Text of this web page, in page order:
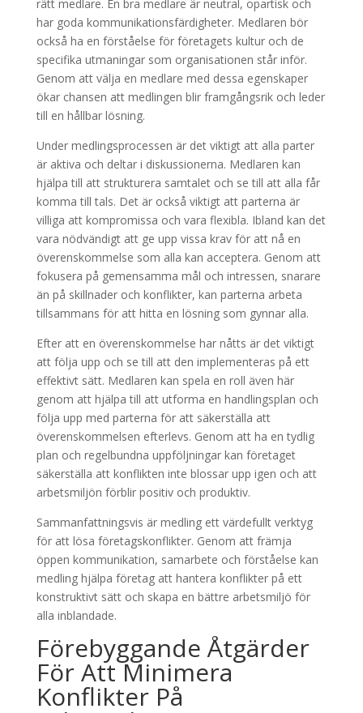
rätt medlare. En bra medlare är neutral, opartisk och
har goda kommunikationsfärdigheter. Medlaren bör
också ha en förståelse för företagets kultur och de
specifika utmaningar som organisationen står inför.
Genom att välja en medlare med dessa egenskaper
ökar chansen att medlingen blir framgångsrik och leder
till en hållbar lösning.
Under medlingsprocessen är det viktigt att alla parter
är aktiva och deltar i diskussionerna. Medlaren kan
hjälpa till att strukturera samtalet och se till att alla får
komma till tals. Det är också viktigt att parterna är
villiga att kompromissa och vara flexibla. Ibland kan det
vara nödvändigt att ge upp vissa krav för att nå en
överenskommelse som alla kan acceptera. Genom att
fokusera på gemensamma mål och intressen, snarare
än på skillnader och konflikter, kan parterna arbeta
tillsammans för att hitta en lösning som gynnar alla.
Efter att en överenskommelse har nåtts är det viktigt
att följa upp och se till att den implementeras på ett
effektivt sätt. Medlaren kan spela en roll även här
genom att hjälpa till att utforma en handlingsplan och
följa upp med parterna för att säkerställa att
överenskommelsen efterlevs. Genom att ha en tydlig
plan och regelbundna uppföljningar kan företaget
säkerställa att konflikten inte blossar upp igen och att
arbetsmiljön förblir positiv och produktiv.
Sammanfattningsvis är medling ett värdefullt verktyg
för att lösa företagskonflikter. Genom att främja
öppen kommunikation, samarbete och förståelse kan
medling hjälpa företag att hantera konflikter på ett
konstruktivt sätt och skapa en bättre arbetsmiljö för
alla inblandade.
Förebyggande Åtgärder
För Att Minimera
Konflikter På